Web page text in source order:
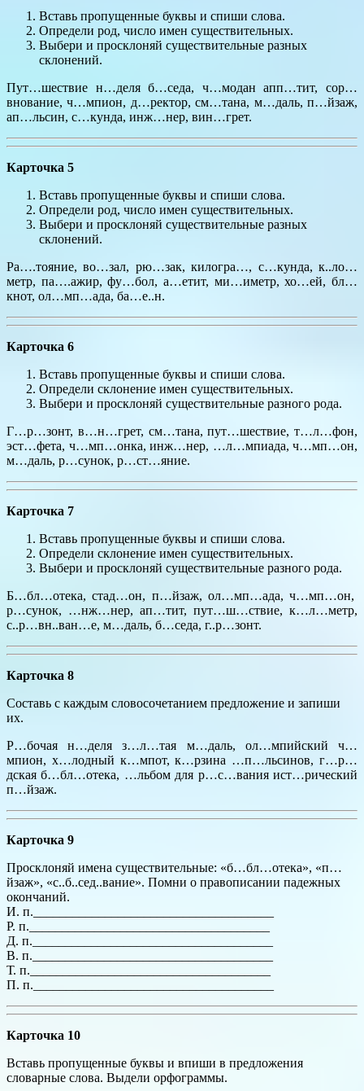
Вставь пропущенные буквы и спиши слова.
Определи род, число имен существительных.
Выбери и просклоняй существительные разных
склонений.
Пут…шествие н…деля б…седа, ч…модан апп…тит, сор…
внование, ч…мпион, д…ректор, см…тана, м…даль, п…йзаж,
ап…льсин, с…кунда, инж…нер, вин…грет.
Карточка 5
Вставь пропущенные буквы и спиши слова.
Определи род, число имен существительных.
Выбери и просклоняй существительные разных
склонений.
Ра….тояние, во…зал, рю…зак, килогра…, с…кунда, к..ло…
метр, па….ажир, фу…бол, а…етит, ми…иметр, хо…ей, бл…
кнот, ол…мп…ада, ба…е..н.
Карточка 6
Вставь пропущенные буквы и спиши слова.
Определи склонение имен существительных.
Выбери и просклоняй существительные разного рода.
Г…р…зонт, в…н…грет, см…тана, пут…шествие, т…л…фон,
эст…фета, ч…мп…онка, инж…нер, …л…мпиада, ч…мп…он,
м…даль, р…сунок, р…ст…яние.
Карточка 7
Вставь пропущенные буквы и спиши слова.
Определи склонение имен существительных.
Выбери и просклоняй существительные разного рода.
Б…бл…отека, стад…он, п…йзаж, ол…мп…ада, ч…мп…он,
р…сунок, …нж…нер, ап…тит, пут…ш…ствие, к…л…метр,
с..р…вн..ван…е, м…даль, б…седа, г..р…зонт.
Карточка 8
Составь с каждым словосочетанием предложение и запиши
их.
Р…бочая н…деля з…л…тая м…даль, ол…мпийский ч…
мпион, х…лодный к…мпот, к…рзина …п…льсинов, г…р…
дская б…бл…отека, …льбом для р…с…вания ист…рический
п…йзаж.
Карточка 9
Просклоняй имена существительные: «б…бл…отека», «п…
йзаж», «с..б..сед..вание». Помни о правописании падежных
окончаний.
И. п._____________________________________
Р. п._____________________________________
Д. п._____________________________________
В. п._____________________________________
Т. п._____________________________________
П. п._____________________________________
Карточка 10
Вставь пропущенные буквы и впиши в предложения
словарные слова. Выдели орфограммы.